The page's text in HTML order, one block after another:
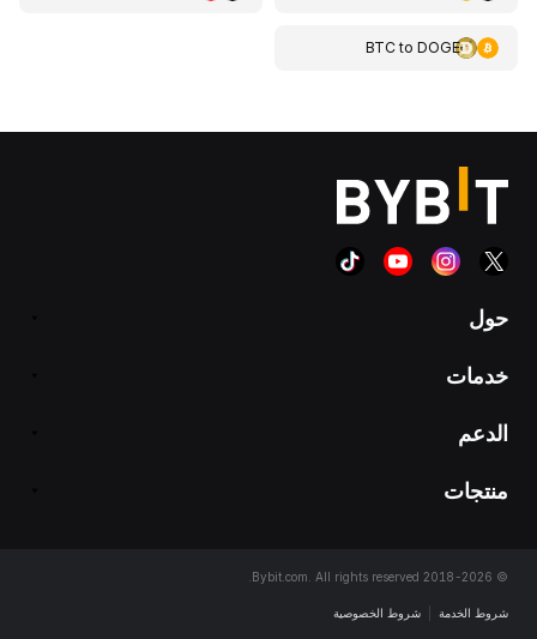
BTCtoDOGE
حول
خدمات
الدعم
منتجات
© 2018-2026 Bybit.com. All rights reserved.
شروط الخدمة شروط الخصوصية